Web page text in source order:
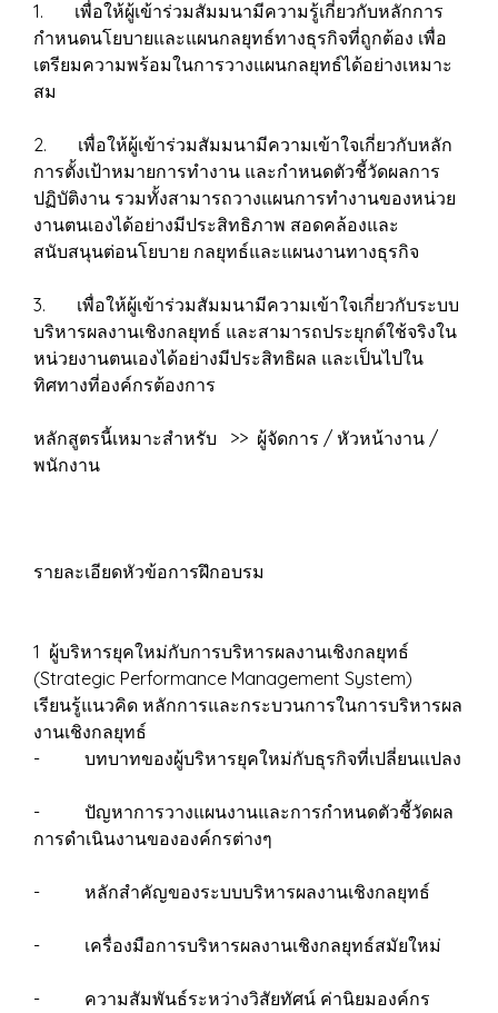
1. เพื่อให้ผู้เข้าร่วมสัมมนามีความรู้เกี่ยวกับหลักการ
กำหนดนโยบายและแผนกลยุทธ์ทางธุรกิจที่ถูกต้อง เพื่อ
เตรียมความพร้อมในการวางแผนกลยุทธ์ได้อย่างเหมาะ
สม
2. เพื่อให้ผู้เข้าร่วมสัมมนามีความเข้าใจเกี่ยวกับหลัก
การตั้งเป้าหมายการทำงาน และกำหนดตัวชี้วัดผลการ
ปฏิบัติงาน รวมทั้งสามารถวางแผนการทำงานของหน่วย
งานตนเองได้อย่างมีประสิทธิภาพ สอดคล้องและ
สนับสนุนต่อนโยบาย กลยุทธ์และแผนงานทางธุรกิจ
3. เพื่อให้ผู้เข้าร่วมสัมมนามีความเข้าใจเกี่ยวกับระบบ
บริหารผลงานเชิงกลยุทธ์ และสามารถประยุกต์ใช้จริงใน
หน่วยงานตนเองได้อย่างมีประสิทธิผล และเป็นไปใน
ทิศทางที่องค์กรต้องการ
หลักสูตรนี้เหมาะสำหรับ >> ผู้จัดการ / หัวหน้างาน /
พนักงาน
รายละเอียดหัวข้อการฝึกอบรม
1 ผู้บริหารยุคใหม่กับการบริหารผลงานเชิงกลยุทธ์
(Strategic Performance Management System)
เรียนรู้แนวคิด หลักการและกระบวนการในการบริหารผล
งานเชิงกลยุทธ์
- บทบาทของผู้บริหารยุคใหม่กับธุรกิจที่เปลี่ยนแปลง
- ปัญหาการวางแผนงานและการกำหนดตัวชี้วัดผล
การดำเนินงานขององค์กรต่างๆ
- หลักสำคัญของระบบบริหารผลงานเชิงกลยุทธ์
- เครื่องมือการบริหารผลงานเชิงกลยุทธ์สมัยใหม่
- ความสัมพันธ์ระหว่างวิสัยทัศน์ ค่านิยมองค์กร